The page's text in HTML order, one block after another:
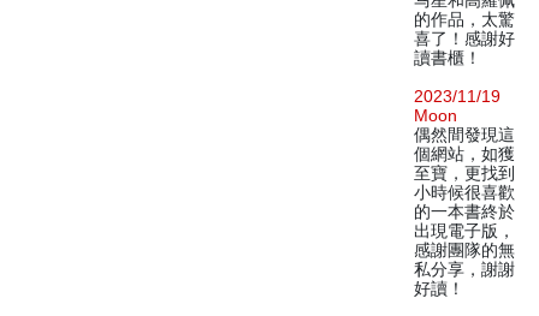
的作品，太驚
喜了！感謝好
讀書櫃！
2023/11/19
Moon
偶然間發現這
個網站，如獲
至寶，更找到
小時候很喜歡
的一本書終於
出現電子版，
感謝團隊的無
私分享，謝謝
好讀！